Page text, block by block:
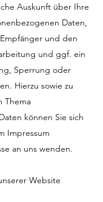
Auskunft über Ihre
Daten,
und den
und ggf. ein
Sperrung oder
Hierzu sowie zu
Thema
können Sie sich
Impressum
an uns wenden.
Website